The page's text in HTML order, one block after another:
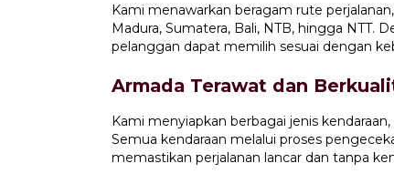
Kami menawarkan beragam rute
Madura, Sumatera, Bali, NTB, hingga NTT.
pelanggan dapat memilih sesuai dengan
Armada Terawat dan
Kami menyiapkan berbagai jenis
Semua kendaraan melalui proses
memastikan perjalanan lancar dan tanpa